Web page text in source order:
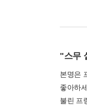
"스무
본명은
좋아하
불린 프